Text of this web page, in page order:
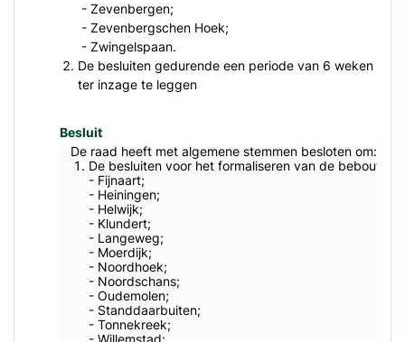
- Zevenbergen;
- Zevenbergschen Hoek;
- Zwingelspaan.
De besluiten gedurende een periode van 6 weken
ter inzage te leggen
Besluit
De raad heeft met algemene stemmen besloten om:
De besluiten voor het formaliseren van de
- Fijnaart;
- Heiningen;
- Helwijk;
- Klundert;
- Langeweg;
- Moerdijk;
- Noordhoek;
- Noordschans;
- Oudemolen;
- Standdaarbuiten;
- Tonnekreek;
- Willemstad;